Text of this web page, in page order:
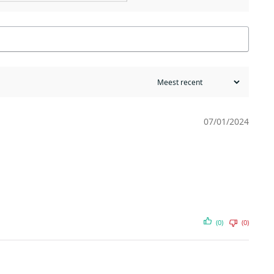
07/01/2024
(0) (0)